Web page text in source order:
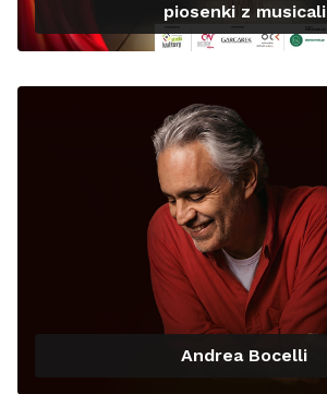
piosenki z musicali
Andrea Bocelli